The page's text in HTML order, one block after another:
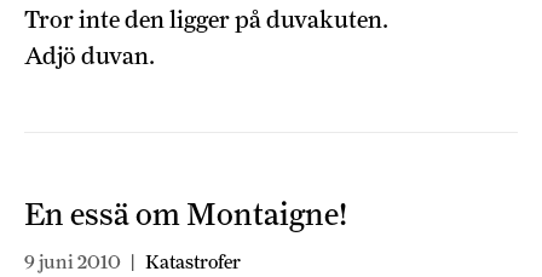
Tror inte den ligger på duvakuten.
Adjö duvan.
En essä om Montaigne!
9 juni 2010 | Katastrofer